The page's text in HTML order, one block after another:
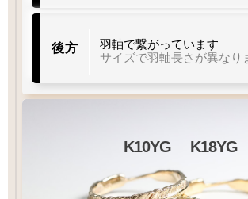
後方
羽軸で繋がっています
サイズで羽軸長さが異なり
K10YG K18YG